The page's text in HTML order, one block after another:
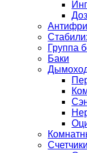
Группа
Баки
Счетчики